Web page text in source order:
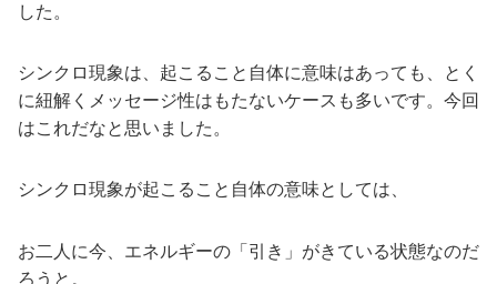
した。
シンクロ現象は、起こること自体に意味はあっても、とく
に紐解くメッセージ性はもたないケースも多いです。今回
はこれだなと思いました。
シンクロ現象が起こること自体の意味としては、
お二人に今、エネルギーの「引き」がきている状態なのだ
ろうと。